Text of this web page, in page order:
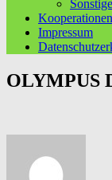
Kooperationen
Impressum
OLYMPUS